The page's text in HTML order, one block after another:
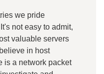
we pride
not easy to admit,
valuable servers
in host
is a network packet